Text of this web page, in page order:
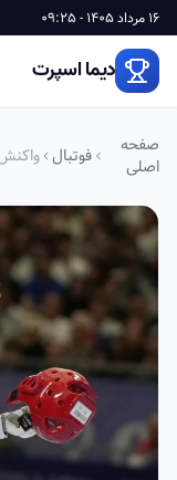
16 مرداد 1405 - 09:25
دیما اسپرت
صفحه
اصلی
فوتبال